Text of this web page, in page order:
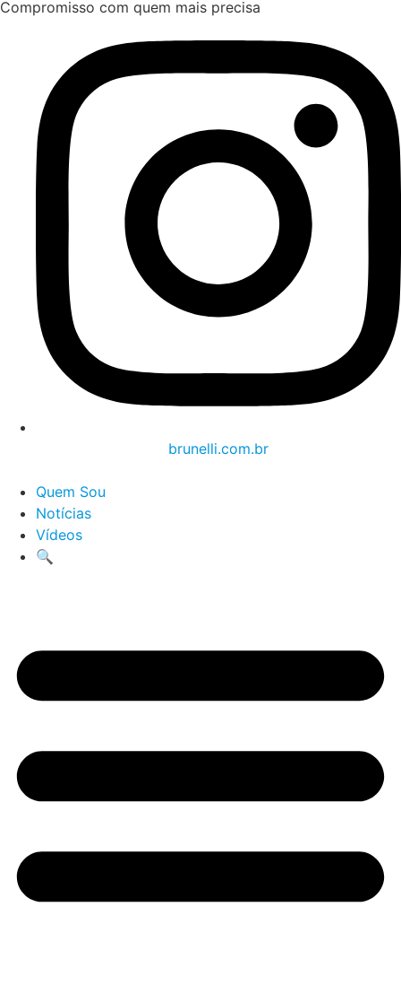
Compromisso com quem mais precisa
brunelli.com.br
Quem Sou
Notícias
Vídeos
🔍